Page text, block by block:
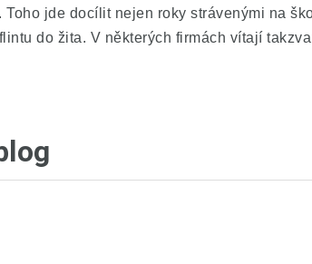
jde docílit nejen roky strávenými na
do žita. V některých firmách vítají